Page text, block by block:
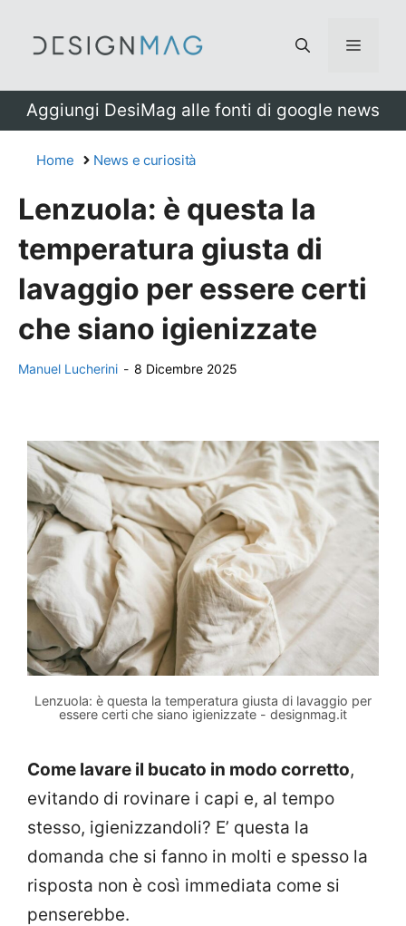
Menu
Aggiungi DesiMag alle fonti di google news
Home News e curiosità
Lenzuola: è questa la
temperatura giusta di
lavaggio per essere certi
che siano igienizzate
Manuel Lucherini - 8 Dicembre 2025
Lenzuola: è questa la temperatura giusta di lavaggio per
essere certi che siano igienizzate - designmag.it
Come lavare il bucato in modo corretto,
evitando di rovinare i capi e, al tempo
stesso, igienizzandoli? E’ questa la
domanda che si fanno in molti e spesso la
risposta non è così immediata come si
penserebbe.